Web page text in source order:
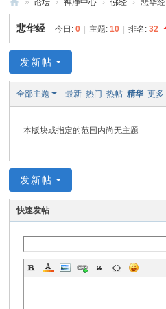
禅
净
中
心
» 论坛 › 禅净中心 › 佛经 › 悲华经
悲华经 今日:0 主题:10 排名:32
发新帖
全部主题 最新 热门 热帖 精华 更多
本版块或指定的范围内尚无主题
发新帖
快速发帖